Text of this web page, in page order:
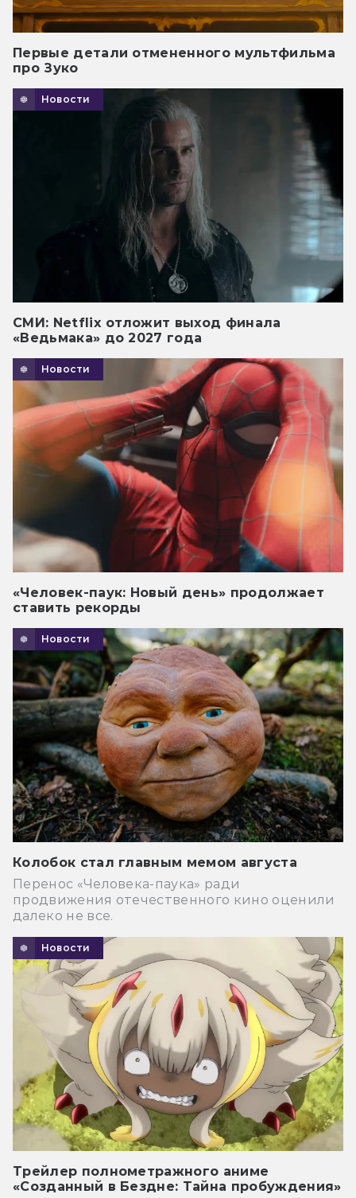
Первые детали отмененного мультфильма
про Зуко
Новости
СМИ: Netflix отложит выход финала
«Ведьмака» до 2027 года
Новости
«Человек-паук: Новый день» продолжает
ставить рекорды
Новости
Колобок стал главным мемом августа
Перенос «Человека-паука» ради
продвижения отечественного кино оценили
далеко не все.
Новости
Трейлер полнометражного аниме
«Созданный в Бездне: Тайна пробуждения»